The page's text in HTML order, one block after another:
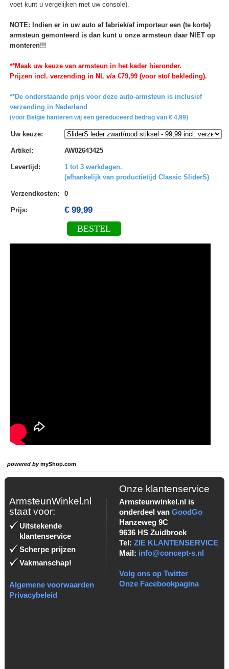
voet kunt u vergelijken met uw console).
NOTE: Indien er in uw auto af fabriek/af importeur een (te korte)
armsteun gemonteerd is dan kunt u onze armsteun daar NIET op
monteren!!!
**Maak uw keuze van armsteun in het kader hieronder.
Prijzen incl. verzending in NL v/a €79,99 (voor stof bekleding).
**De onderstaande prijs voor deze auto-armsteun is inclusief
verzending in Nederland
(voor Belgie hanteren wij een gereduceerd bedrag van € 4,99)
Uw keuze:
Artikel : AW02643425
Levertijd :
1 tot 3 werkdagen.
(afhankelijk van productietijd Classic SliderS)
Verzendkosten: 0
Prijs: € 99,99
BESTEL
powered bymyShop.com
ArmsteunWinkel.nl
staat voor:
Uitstekende
klantenservice
Scherpe prijzen
Vakmanschap!
Algemene voorwaarden
Privacybeleid
Onze klantenservice
Armsteunwinkel.nl is
onderdeel van GoodGo
Hanzeweg 9C
9636 HS Zuidbroek
Tel: ZIE KLANTENSERVICE
Mail: info@concept-s.nl
Volg ons op Twitter
Onze Facebookpagina